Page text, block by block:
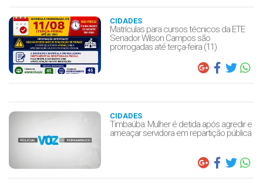
CIDADES
Matrículas para cursos técnicos da ETE
Senador Wilson Campos são
prorrogadas até terça-feira (11)
CIDADES
Timbaúba: Mulher é detida após agredir e
ameaçar servidora em repartição pública